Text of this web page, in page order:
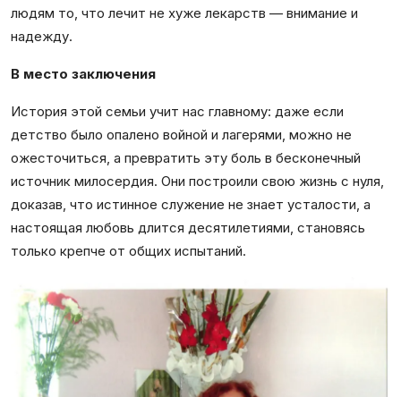
людям то, что лечит не хуже лекарств — внимание и
надежду.
В место заключения
История этой семьи учит нас главному: даже если
детство было опалено войной и лагерями, можно не
ожесточиться, а превратить эту боль в бесконечный
источник милосердия. Они построили свою жизнь с нуля,
доказав, что истинное служение не знает усталости, а
настоящая любовь длится десятилетиями, становясь
только крепче от общих испытаний.